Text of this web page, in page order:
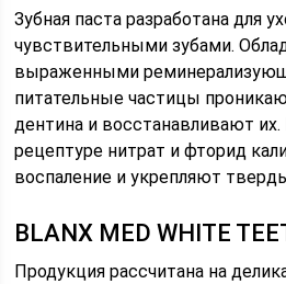
Зубная паста разработана для
чувствительными зубами.
выраженными
питательные частицы
дентина и восстанавливают
рецептуре нитрат и фторид
воспаление и укрепляют
BLANX MED WHITE
Продукция рассчитана на